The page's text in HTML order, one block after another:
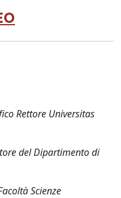
Rettore Universitas
del Dipartimento di
Scienze